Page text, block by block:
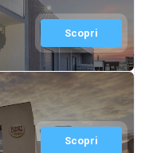
Scopri
Scopri